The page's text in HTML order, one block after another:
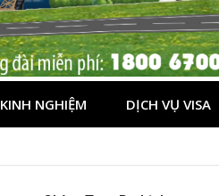
KINH NGHIỆM DỊCH VỤ VISA